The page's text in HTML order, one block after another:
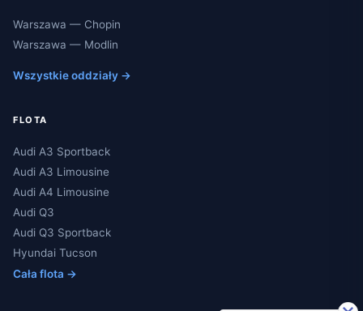
Warszawa — Chopin
Warszawa — Modlin
Wszystkie oddziały →
FLOTA
Audi A3 Sportback
Audi A3 Limousine
Audi A4 Limousine
Audi Q3
Audi Q3 Sportback
Hyundai Tucson
Cała flota →